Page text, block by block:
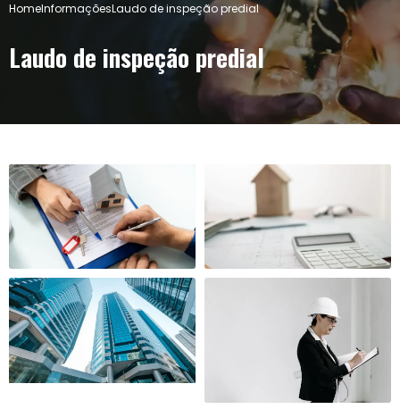
HomeInformaçõesLaudo de inspeção predial
Laudo de inspeção predial